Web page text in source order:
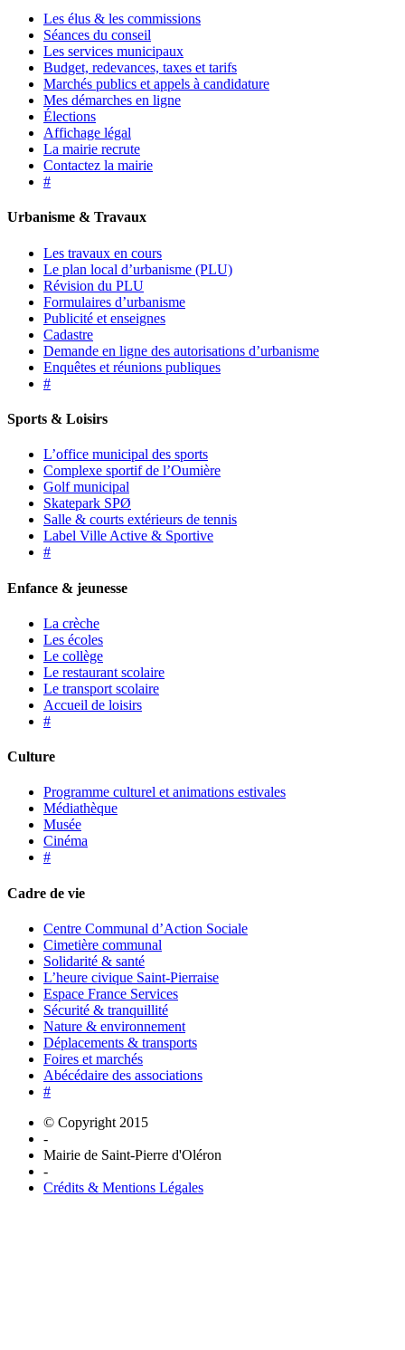
Les élus & les commissions
Séances du conseil
Les services municipaux
Budget, redevances, taxes et tarifs
Marchés publics et appels à candidature
Mes démarches en ligne
Élections
Affichage légal
La mairie recrute
Contactez la mairie
#
Urbanisme & Travaux
Les travaux en cours
Le plan local d’urbanisme (PLU)
Révision du PLU
Formulaires d’urbanisme
Publicité et enseignes
Cadastre
Demande en ligne des autorisations d’urbanisme
Enquêtes et réunions publiques
#
Sports & Loisirs
L’office municipal des sports
Complexe sportif de l’Oumière
Golf municipal
Skatepark SPØ
Salle & courts extérieurs de tennis
Label Ville Active & Sportive
#
Enfance & jeunesse
La crèche
Les écoles
Le collège
Le restaurant scolaire
Le transport scolaire
Accueil de loisirs
#
Culture
Programme culturel et animations estivales
Médiathèque
Musée
Cinéma
#
Cadre de vie
Centre Communal d’Action Sociale
Cimetière communal
Solidarité & santé
L’heure civique Saint-Pierraise
Espace France Services
Sécurité & tranquillité
Nature & environnement
Déplacements & transports
Foires et marchés
Abécédaire des associations
#
© Copyright 2015
-
Mairie de Saint-Pierre d'Oléron
-
Crédits & Mentions Légales